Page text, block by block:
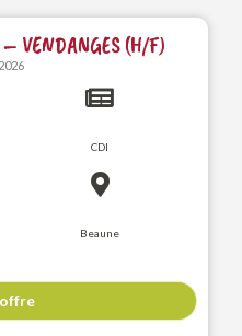
– VENDANGES (H/F)
CDI
Beaune